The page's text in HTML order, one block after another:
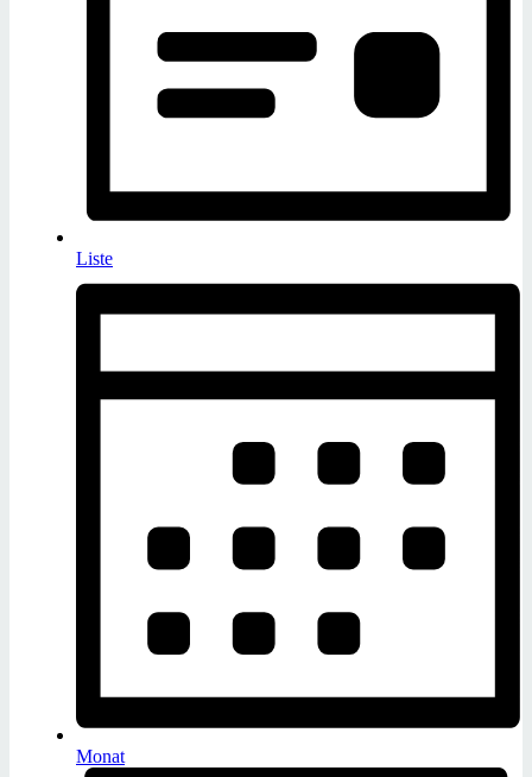
Liste
Monat